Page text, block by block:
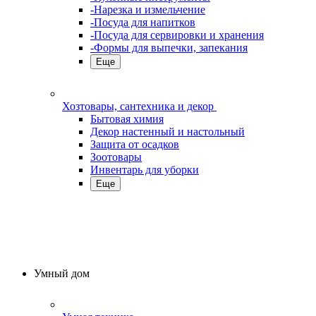
-Нарезка и измельчение
-Посуда для напитков
-Посуда для сервировки и хранения
-Формы для выпечки, запекания
Еще
Хозтовары, сантехника и декор
Бытовая химия
Декор настенный и настольный
Защита от осадков
Зоотовары
Инвентарь для уборки
Еще
Умный дом